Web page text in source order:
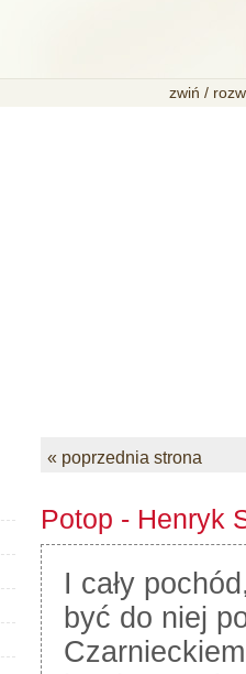
zwiń /
« poprzednia strona
Potop - Henryk
I cały
być do niej